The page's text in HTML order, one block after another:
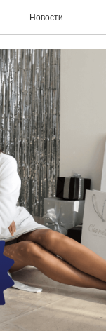
Новости